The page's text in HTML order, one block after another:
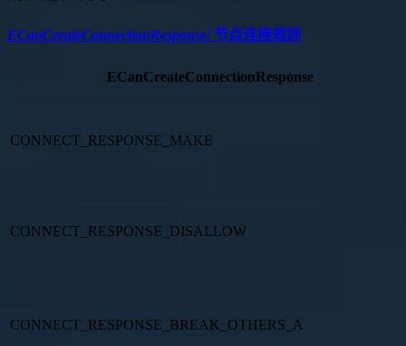
ECanCreateConnectionResponse/ 节点连接规则
ECanCreateConnectionResponse
CONNECT_RESPONSE_MAKE
CONNECT_RESPONSE_DISALLOW
CONNECT_RESPONSE_BREAK_OTHERS_A